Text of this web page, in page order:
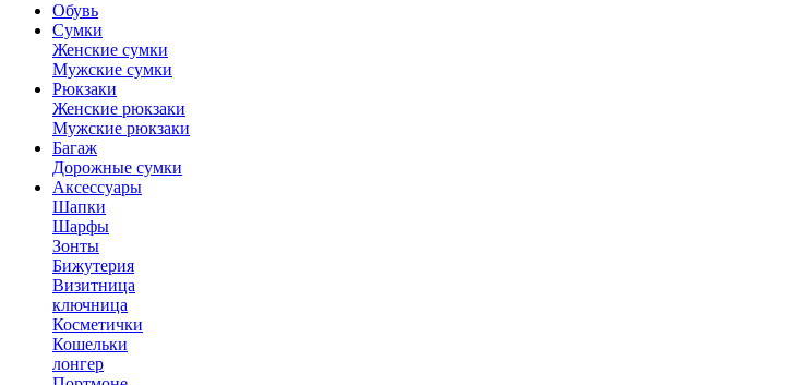
Обувь
Сумки
Женские сумки
Мужские сумки
Рюкзаки
Женские рюкзаки
Мужские рюкзаки
Багаж
Дорожные сумки
Аксессуары
Шапки
Шарфы
Зонты
Бижутерия
Визитница
ключница
Косметички
Кошельки
лонгер